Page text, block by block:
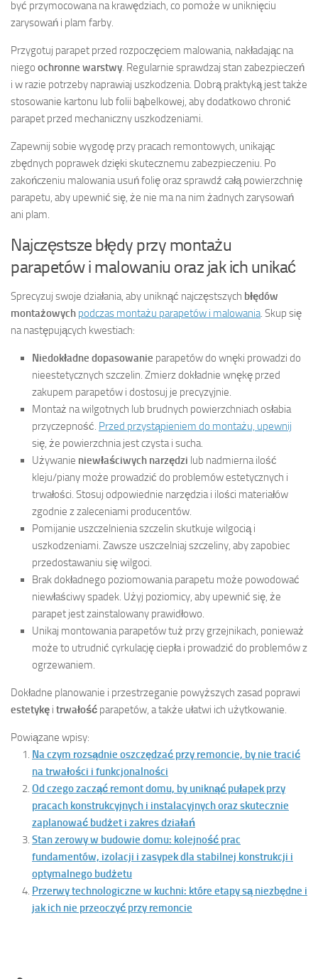
być przymocowana na krawędziach, co pomoże w uniknięciu
zarysowań i plam farby.
Przygotuj parapet przed rozpoczęciem malowania, nakładając na
niego ochronne warstwy. Regularnie sprawdzaj stan zabezpieczeń
i w razie potrzeby naprawiaj uszkodzenia. Dobrą praktyką jest także
stosowanie kartonu lub folii bąbelkowej, aby dodatkowo chronić
parapet przed mechaniczny uszkodzeniami.
Zapewnij sobie wygodę przy pracach remontowych, unikając
zbędnych poprawek dzięki skutecznemu zabezpieczeniu. Po
zakończeniu malowania usuń folię oraz sprawdź całą powierzchnię
parapetu, aby upewnić się, że nie ma na nim żadnych zarysowań
ani plam.
Najczęstsze błędy przy montażu
parapetów i malowaniu oraz jak ich unikać
Sprecyzuj swoje działania, aby uniknąć najczęstszych błędów
montażowych podczas montażu parapetów i malowania. Skup się
na następujących kwestiach:
Niedokładne dopasowanie parapetów do wnęki prowadzi do
nieestetycznych szczelin. Zmierz dokładnie wnękę przed
zakupem parapetów i dostosuj je precyzyjnie.
Montaż na wilgotnych lub brudnych powierzchniach osłabia
przyczepność. Przed przystąpieniem do montażu, upewnij
się, że powierzchnia jest czysta i sucha.
Używanie niewłaściwych narzędzi lub nadmierna ilość
kleju/piany może prowadzić do problemów estetycznych i
trwałości. Stosuj odpowiednie narzędzia i ilości materiałów
zgodnie z zaleceniami producentów.
Pomijanie uszczelnienia szczelin skutkuje wilgocią i
uszkodzeniami. Zawsze uszczelniaj szczeliny, aby zapobiec
przedostawaniu się wilgoci.
Brak dokładnego poziomowania parapetu może powodować
niewłaściwy spadek. Użyj poziomicy, aby upewnić się, że
parapet jest zainstalowany prawidłowo.
Unikaj montowania parapetów tuż przy grzejnikach, ponieważ
może to utrudnić cyrkulację ciepła i prowadzić do problemów z
ogrzewaniem.
Dokładne planowanie i przestrzeganie powyższych zasad poprawi
estetykę i trwałość parapetów, a także ułatwi ich użytkowanie.
Powiązane wpisy:
Na czym rozsądnie oszczędzać przy remoncie, by nie tracić
na trwałości i funkcjonalności
Od czego zacząć remont domu, by uniknąć pułapek przy
pracach konstrukcyjnych i instalacyjnych oraz skutecznie
zaplanować budżet i zakres działań
Stan zerowy w budowie domu: kolejność prac
fundamentów, izolacji i zasypek dla stabilnej konstrukcji i
optymalnego budżetu
Przerwy technologiczne w kuchni: które etapy są niezbędne i
jak ich nie przeoczyć przy remoncie